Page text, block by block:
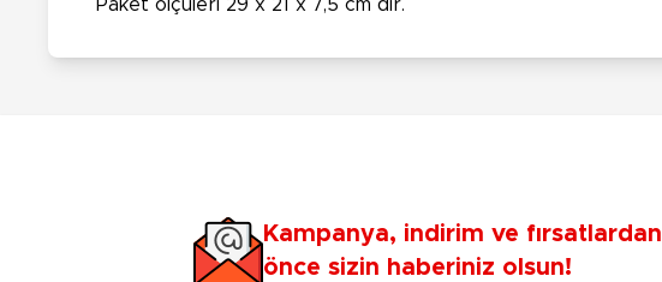
Paket ölçüleri 29 x 21 x 7,5 cm dir.
Kampanya, indirim ve fırsatlardan
önce sizin haberiniz olsun!